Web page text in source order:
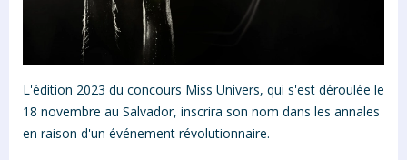
L'édition 2023 du concours Miss Univers, qui s'est déroulée le
18 novembre au Salvador, inscrira son nom dans les annales
en raison d'un événement révolutionnaire.